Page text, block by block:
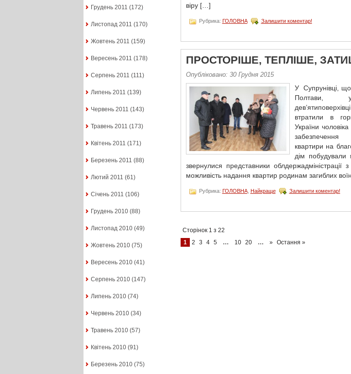
Грудень 2011 (172)
Листопад 2011 (170)
Жовтень 2011 (159)
Вересень 2011 (178)
Серпень 2011 (111)
Липень 2011 (139)
Червень 2011 (143)
Травень 2011 (173)
Квітень 2011 (171)
Березень 2011 (88)
Лютий 2011 (61)
Січень 2011 (106)
Грудень 2010(88)
Листопад 2010(49)
Жовтень 2010(75)
Вересень 2010(41)
Серпень 2010(147)
Липень 2010(74)
Червень 2010(34)
Травень 2010(57)
Квітень 2010(91)
Березень 2010(75)
віру […]
Рубрика: ГОЛОВНА Залишити коментар!
ПРОСТОРІШЕ, ТЕПЛІШЕ,
Опубліковано: 30 Грудня 2015
У Супрунівці, що
Полтави, у
втратили в
України
квартири на
дім
звернулися представники облдержадміністрації з
можливість надання квартир родинам загиблих
Рубрика: ГОЛОВНА, Найкраще Залишити коментар!
Сторінок 1 з 22
1
2 3 4 5 ... 10 20 ... » Остання »